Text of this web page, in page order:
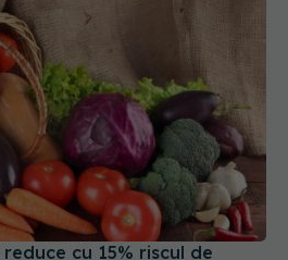
cu 15% riscul de